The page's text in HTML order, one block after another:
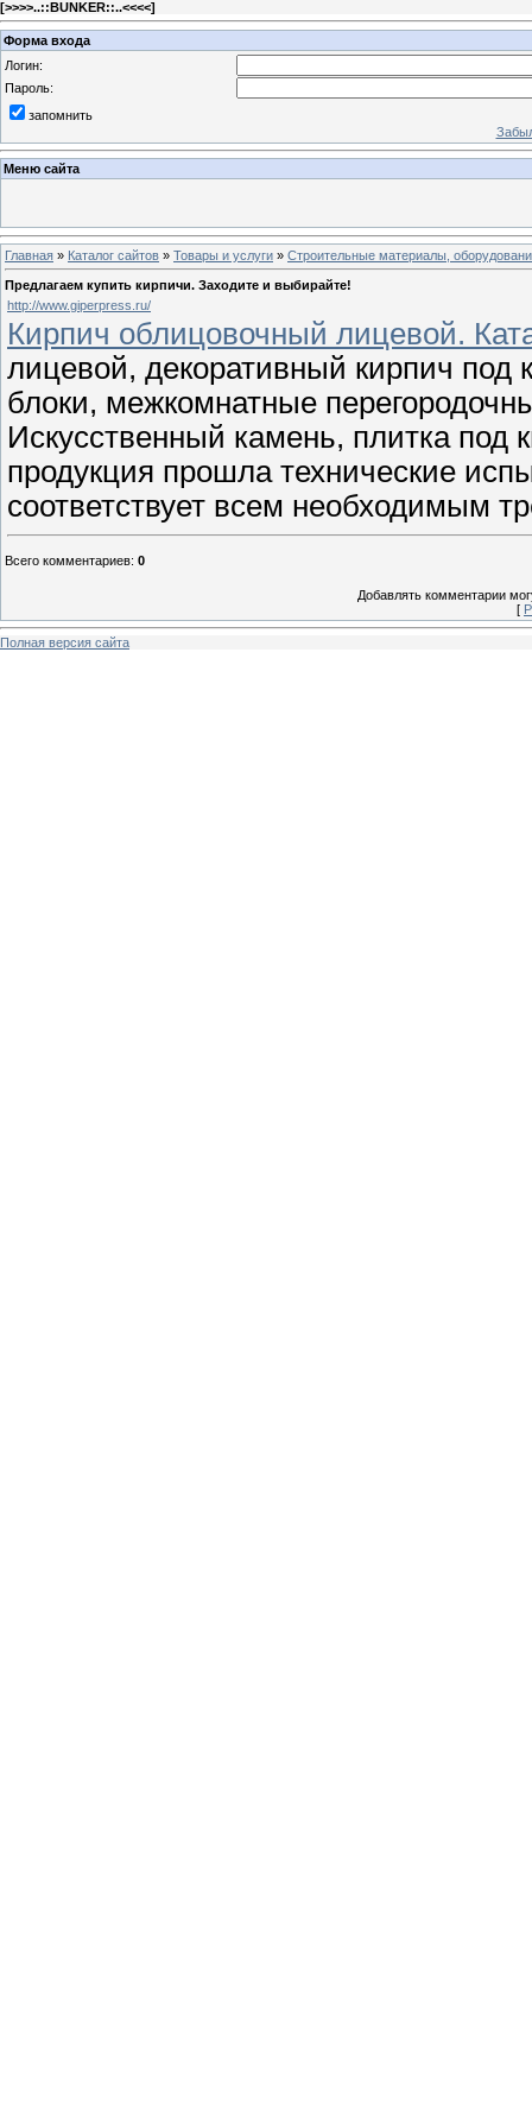
[>>>>..::BUNKER::..<<<<]
Форма входа
Логин:
Пароль:
запомнить
Меню сайта
Главная » Каталог сайтов » Товары и услуги » Строительные материалы,
Предлагаем купить кирпичи. Заходите и выбирайте!
http://www.giperpress.ru/
Кирпич облицовочный лицевой.
лицевой, декоративный кирпич под
блоки, межкомнатные
Искусственный камень, плитка
продукция прошла технические
соответствует всем необходимым
Всего комментариев: 0
Добавлять комментарии
[
Полная версия сайта